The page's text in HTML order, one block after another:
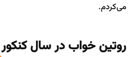
می‌کردم.
روتین خواب در سال کنکور